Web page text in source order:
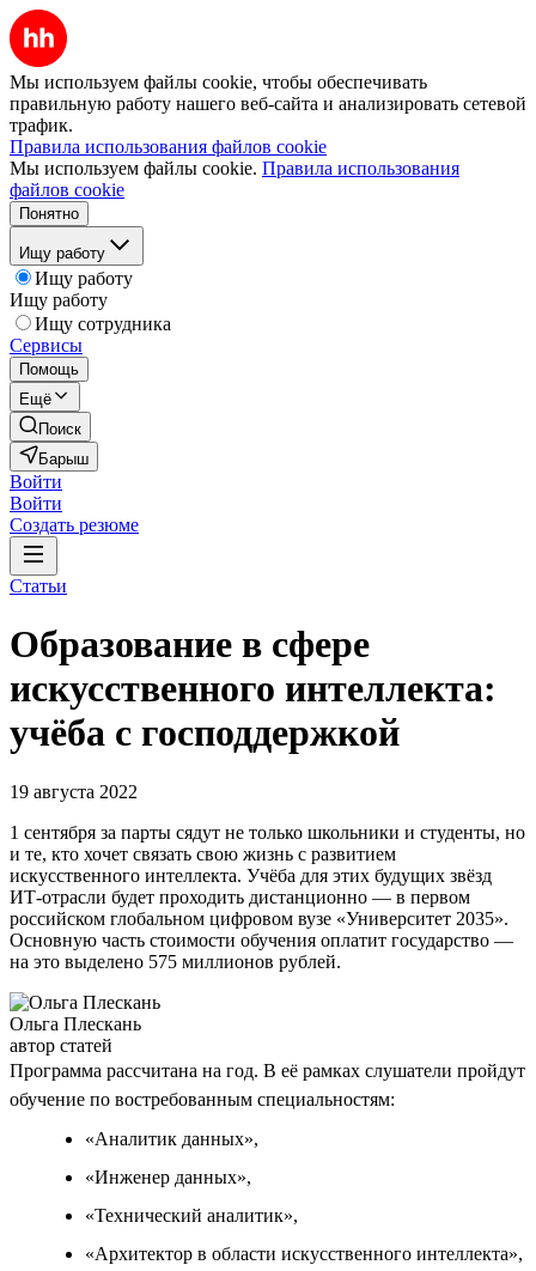
Мы используем файлы cookie, чтобы обеспечивать
правильную работу нашего веб-сайта и анализировать сетевой
трафик.
Правила использования файлов cookie
Мы используем файлы cookie. Правила использования
файлов cookie
Понятно
Ищу работу
Ищу работу
Ищу работу
Ищу сотрудника
Сервисы
Помощь
Ещё
Поиск
Барыш
Войти
Войти
Создать резюме
Статьи
Образование в сфере
искусственного интеллекта:
учёба с господдержкой
19 августа 2022
1 сентября за парты сядут не только школьники и студенты, но
и те, кто хочет связать свою жизнь с развитием
искусственного интеллекта. Учёба для этих будущих звёзд
ИТ-отрасли будет проходить дистанционно — в первом
российском глобальном цифровом вузе «Университет 2035».
Основную часть стоимости обучения оплатит государство —
на это выделено 575 миллионов рублей.
Ольга Плескань
автор статей
Программа рассчитана на год. В её рамках слушатели пройдут
обучение по востребованным специальностям:
«Аналитик данных»,
«Инженер данных»,
«Технический аналитик»,
«Архитектор в области искусственного интеллекта»,